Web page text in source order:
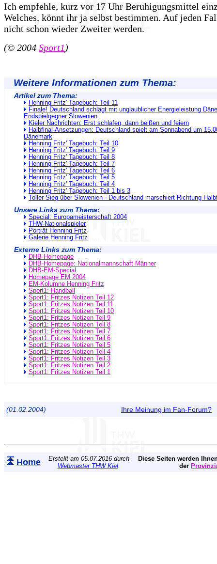
Ich empfehle, kurz vor 17 Uhr Beruhigungsmittel
Welches, könnt ihr ja selbst bestimmen. Auf jeden
nicht schon wieder Zweiter werden.
(© 2004 Sport1)
Weitere Informationen zum Thema:
Artikel zum Thema:
Henning Fritz' Tagebuch: Teil 11
Finale! Deutschland schlägt mit unglaublicher Energieleistung
Endspielgegner Slowenien
Kieler Nachrichten: Erst schlafen, dann beißen und feiern
Halbfinal-Ansetzungen: Deutschland spielt am Sonnabend um
Dänemark
Henning Fritz' Tagebuch: Teil 10
Henning Fritz' Tagebuch: Teil 9
Henning Fritz' Tagebuch: Teil 8
Henning Fritz' Tagebuch: Teil 7
Henning Fritz' Tagebuch: Teil 6
Henning Fritz' Tagebuch: Teil 5
Henning Fritz' Tagebuch: Teil 4
Henning Fritz' Tagebuch: Teil 1 bis 3
Toller Sieg über Slowenien - Deutschland marschiert Richtung
Unsere Links zum Thema:
Special: Europameisterschaft 2004
THW-Nationalspieler
Porträt Henning Fritz
Galerie Henning Fritz
Externe Links zum Thema:
DHB-Homepage
DHB-Homepage: Nationalmannschaft Männer
DHB-EM-Special
Homepage EM 2004
EM-Kolumne Henning Fritz
Sport1: Handball
Sport1: Fritzes Notizen Teil 12
Sport1: Fritzes Notizen Teil 11
Sport1: Fritzes Notizen Teil 10
Sport1: Fritzes Notizen Teil 9
Sport1: Fritzes Notizen Teil 8
Sport1: Fritzes Notizen Teil 7
Sport1: Fritzes Notizen Teil 6
Sport1: Fritzes Notizen Teil 5
Sport1: Fritzes Notizen Teil 4
Sport1: Fritzes Notizen Teil 3
Sport1: Fritzes Notizen Teil 2
Sport1: Fritzes Notizen Teil 1
(01.02.2004) Ihre Meinung im Fan-Forum?
Home
Erstellt am 05.07.2016 durch
Webmaster THW Kiel.
Diese Seiten werden
der